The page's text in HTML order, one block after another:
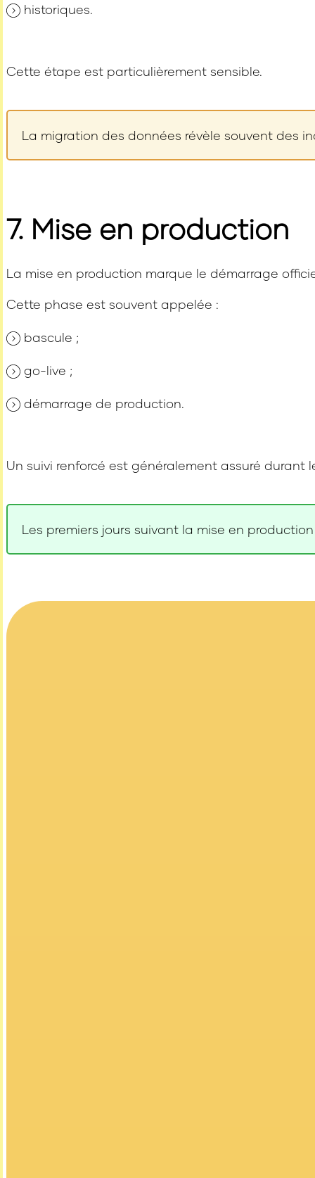
historiques.
Cette étape est particulièrement sensible.
La migration des données révèle souvent des
7. Mise en production
La mise en production marque le démarrage
Cette phase est souvent appelée :
bascule ;
go-live ;
démarrage de production.
Un suivi renforcé est généralement assuré durant
Les premiers jours suivant la mise en